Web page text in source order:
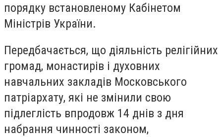
порядку встановленому Кабінетом
Міністрів України.
Передбачається, що діяльність релігійних
громад, монастирів і духовних
навчальних закладів Московського
патріархату, які не змінили свою
підлеглість впродовж 14 днів з дня
набрання чинності законом,